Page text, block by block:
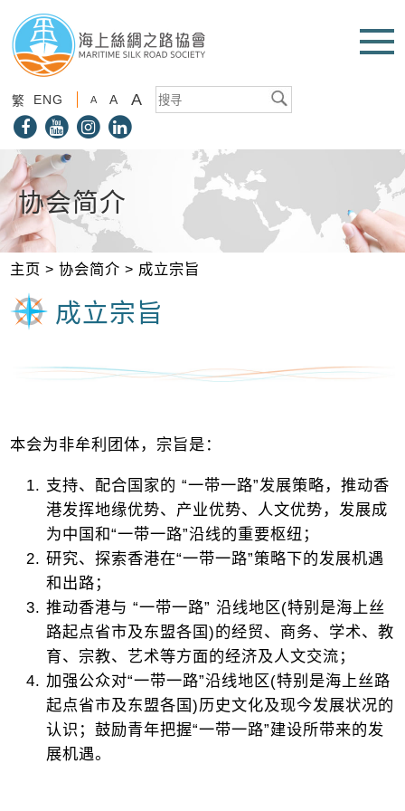
繁 ENG A A A
协会简介
主页 >协会简介 > 成立宗旨
成立宗旨
本会为非牟利团体，宗旨是：
支持、配合国家的 “一带一路”发展策略，推动香
港发挥地缘优势、产业优势、人文优势，发展成
为中国和“一带一路”沿线的重要枢纽；
研究、探索香港在“一带一路”策略下的发展机遇
和出路；
推动香港与 “一带一路” 沿线地区(特别是海上丝
路起点省市及东盟各国)的经贸、商务、学术、教
育、宗教、艺术等方面的经济及人文交流；
加强公众对“一带一路”沿线地区(特别是海上丝路
起点省市及东盟各国)历史文化及现今发展状况的
认识；鼓励青年把握“一带一路”建设所带来的发
展机遇。